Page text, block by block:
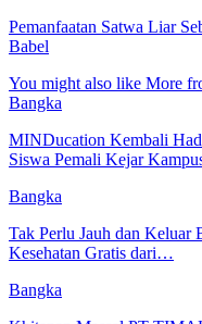
Pemanfaatan Satwa Liar
Babel
You might also like More
Bangka
MINDucation Kembali
Siswa Pemali Kejar
Bangka
Tak Perlu Jauh dan Keluar
Kesehatan Gratis dari…
Bangka